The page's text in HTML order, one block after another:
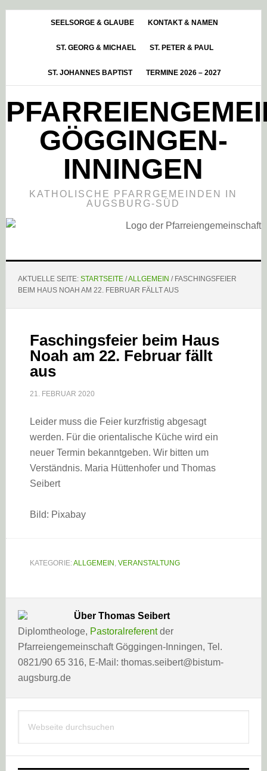
HauptsidebarSEELSORGE & GLAUBE KONTAKT & NAMEN
ST. GEORG & MICHAEL ST. PETER & PAUL
ST. JOHANNES BAPTIST TERMINE 2026 – 2027
GÖGGINGEN-
INNINGEN
KATHOLISCHE PFARRGEMEINDEN IN
AUGSBURG-SÜD
AKTUELLE SEITE: STARTSEITE /ALLGEMEIN /FASCHINGSFEIER
BEIM HAUS NOAH AM 22. FEBRUAR FÄLLT AUS
Faschingsfeier beim Haus
Noah am 22. Februar fällt
aus
21. FEBRUAR 2020
Leider muss die Feier kurzfristig abgesagt
werden. Für die orientalische Küche wird ein
neuer Termin bekanntgeben. Wir bitten um
Verständnis. Maria Hüttenhofer und Thomas
Seibert
Bild: Pixabay
KATEGORIE:ALLGEMEIN , VERANSTALTUNG
Über Thomas Seibert
Diplomtheologe, Pastoralreferentder
Pfarreiengemeinschaft Göggingen-Inningen, Tel.
0821/90 65 316, E-Mail: thomas.seibert@bistum-
augsburg.de
Haupt-
Sidebar
durchsuchen